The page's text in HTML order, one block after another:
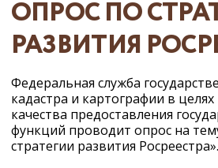
ОПРОС ПО
РАЗВИТИЯ
Федеральная служба
кадастра и картографии в
качества предоставления
функций проводит опрос на
стратегии развития Росреестра».